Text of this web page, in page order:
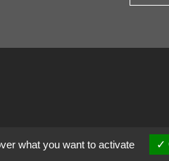
what you want to activate